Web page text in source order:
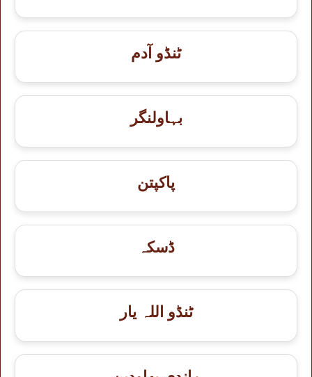
ٹنڈو آدم
بہاولنگر
پاکپتن
ڈسکہ
ٹنڈو اللہ یار